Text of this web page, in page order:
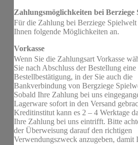
Zahlungsmöglichkeiten bei Berziege
Für die Zahlung bei Berziege
Ihnen folgende Möglichkeiten an.
Vorkasse
Wenn Sie die Zahlungsart Vorkasse
Sie nach Abschluss der Bestellung eine
Bestellbestätigung, in der Sie auch die
Bankverbindung von Bergziege
Sobald Ihre Zahlung bei uns
Lagerware sofort in den Versand
Kreditinstitut kann es 2 – 4 Werktage
Ihre Zahlung bei uns eintrifft. Bitte
der Überweisung darauf den richtigen
Verwendungszweck anzugeben, damit